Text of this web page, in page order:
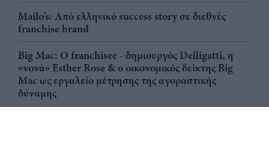
Mailo’s: Από ελληνικό success story σε διεθνές
franchise brand
Big Mac: Ο franchisee - δημιουργός Delligatti, η
«νονά» Esther Rose & ο οικονομικός δείκτης Big
Mac ως εργαλείο μέτρησης της αγοραστικής
δύναμης